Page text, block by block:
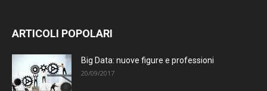
ARTICOLI POPOLARI
Big Data: nuove figure e professioni
20/09/2017